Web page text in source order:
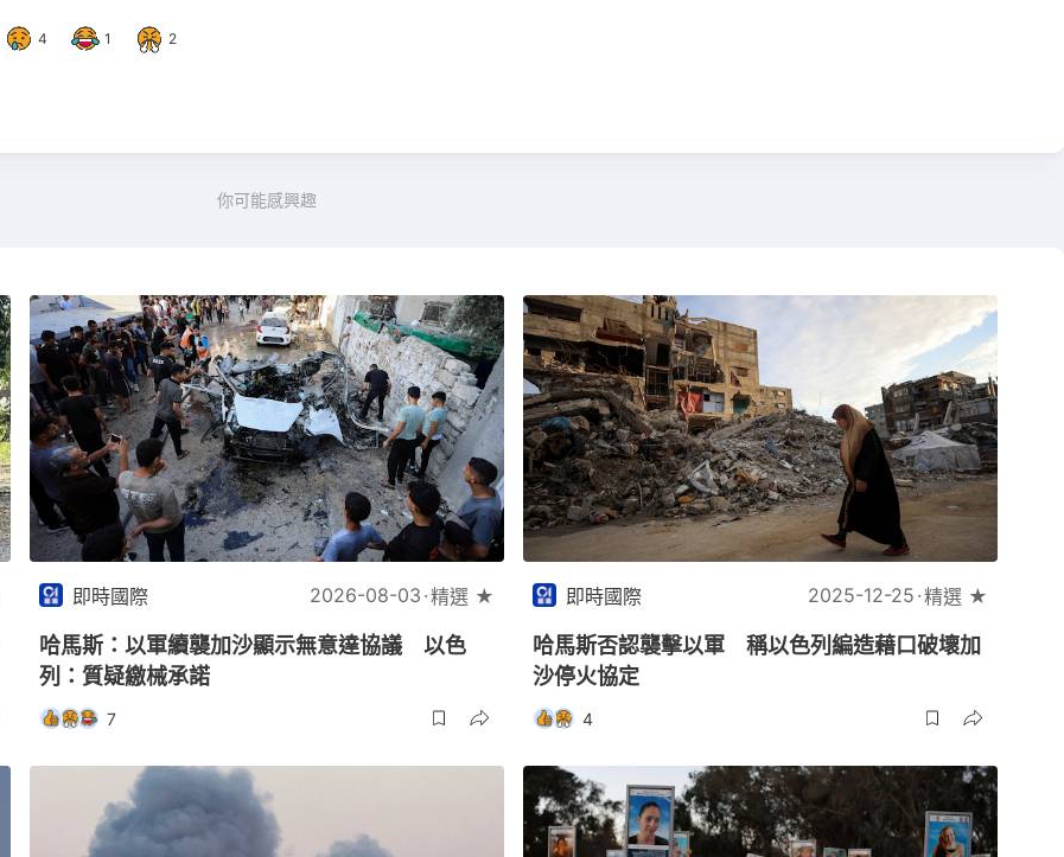
4 1 2
你可能感興趣
即時國際 2026-08-03 精選 ★
哈馬斯：以軍續襲加沙顯示無意達協議 以色
列：質疑繳械承諾
7
即時國際 2025-12-25 精選 ★
哈馬斯否認襲擊以軍 稱以色列編造藉口破壞加
沙停火協定
4